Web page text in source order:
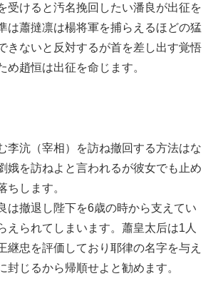
受けると汚名挽回したい潘良が出征を
は蕭撻凛は楊将軍を捕らえるほどの猛
きないと反対するが首を差し出す覚悟
め趙恒は出征を命じます。
李沆（宰相）を訪ね撤回する方法はな
娥を訪ねよと言われるが彼女でも止め
ちします。
は撤退し陛下を6歳の時から支えてい
えられてしまいます。蕭皇太后は1人
継忠を評価しており耶律の名字を与え
封じるから帰順せよと勧めます。